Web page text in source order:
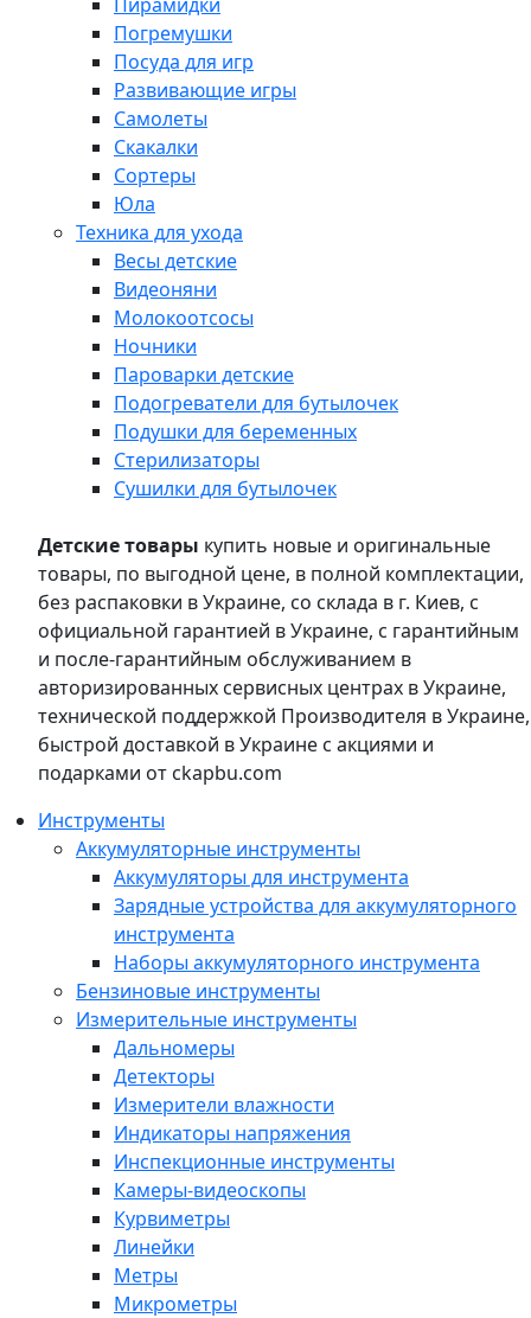
Погремушки
Посуда для игр
Развивающие игры
Самолеты
Скакалки
Сортеры
Юла
Техника для ухода
Весы детские
Видеоняни
Молокоотсосы
Ночники
Пароварки детские
Подогреватели для бутылочек
Подушки для беременных
Стерилизаторы
Сушилки для бутылочек
Детские товары купить новые и оригинальные
товары, по выгодной цене, в полной комплектации,
без распаковки в Украине, со склада в г. Киев, с
официальной гарантией в Украине, с гарантийным
и после-гарантийным обслуживанием в
авторизированных сервисных центрах в Украине,
технической поддержкой Производителя в Украине,
быстрой доставкой в Украине с акциями и
подарками от ckapbu.com
Инструменты
Аккумуляторные инструменты
Аккумуляторы для инструмента
Зарядные устройства для аккумуляторного
инструмента
Наборы аккумуляторного инструмента
Бензиновые инструменты
Измерительные инструменты
Дальномеры
Детекторы
Измерители влажности
Индикаторы напряжения
Инспекционные инструменты
Камеры-видеоскопы
Курвиметры
Линейки
Метры
Микрометры